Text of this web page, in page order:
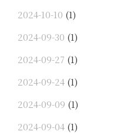
2024-10-10 (1)
2024-09-30 (1)
2024-09-27 (1)
2024-09-24 (1)
2024-09-09 (1)
2024-09-04 (1)